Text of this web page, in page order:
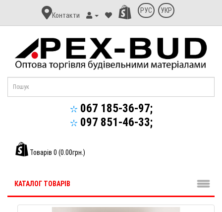
Контакт
Апекс-
Контакти
РУС УКР
067 185-36-97;
097 851-46-33;
Товарів 0 (0.00грн.)
КАТАЛОГ ТОВАРІВ